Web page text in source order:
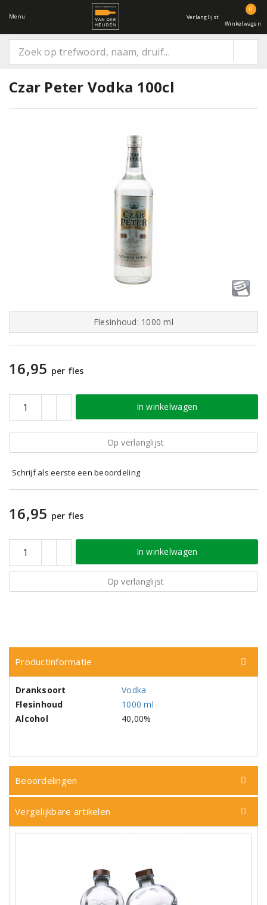
Menu Verlanglijst
0
Winkelwagen
Czar Peter Vodka 100cl
Flesinhoud: 1000 ml
16,95 per fles
In winkelwagen
Op verlanglijst
Schrijf als eerste een beoordeling
16,95 per fles
In winkelwagen
Op verlanglijst
Productinformatie
Dranksoort
Vodka
Flesinhoud
1000 ml
Alcohol
40,00%
Beoordelingen
Vergelijkbare artikelen